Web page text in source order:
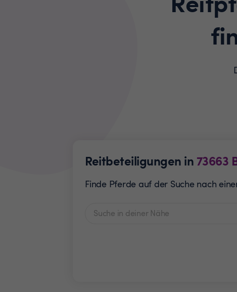
Reitbeteiligungen in 73663
Finde Pferde auf der Suche nach